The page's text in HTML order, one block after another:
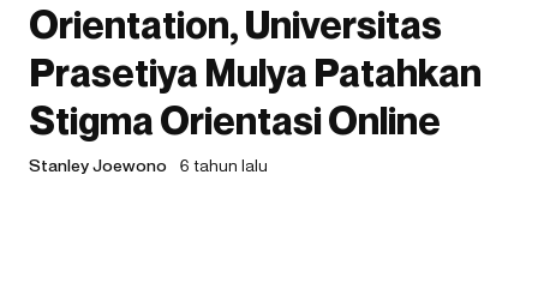
Orientation, Universitas
Prasetiya Mulya Patahkan
Stigma Orientasi Online
Stanley Joewono 6 tahun lalu